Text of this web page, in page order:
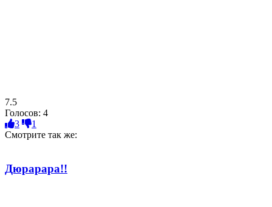
7.5
Голосов: 4
3
1
Смотрите так же:
Дюрарара!!